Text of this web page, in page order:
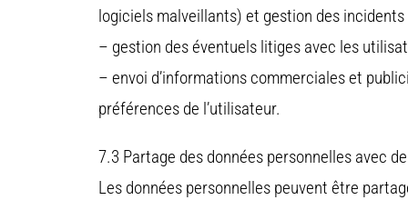
logiciels malveillants) et gestion des
– gestion des éventuels litiges avec les
– envoi d’informations commerciales et
préférences de l’utilisateur.
7.3 Partage des données personnelles avec
Les données personnelles peuvent être